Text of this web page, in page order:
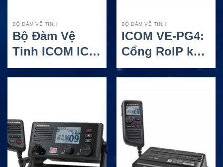
BỘ ĐÀM VỆ TINH
Bộ Đàm Vệ
Tinh ICOM IC-
SAT100M Với
BỘ ĐÀM VỆ TINH
ICOM VE-PG4:
Cổng RoIP kết
nối hệ thống
dây qua IP